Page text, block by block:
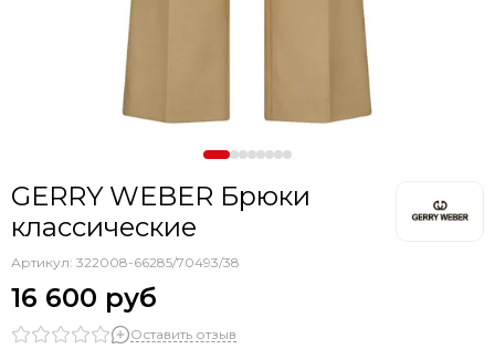
GERRY WEBER Брюки
классические
Артикул: 322008-66285/70493/38
16 600 руб
Оставить отзыв